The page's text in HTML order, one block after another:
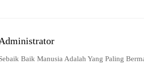
Administrator
Baik Manusia Adalah Yang Paling